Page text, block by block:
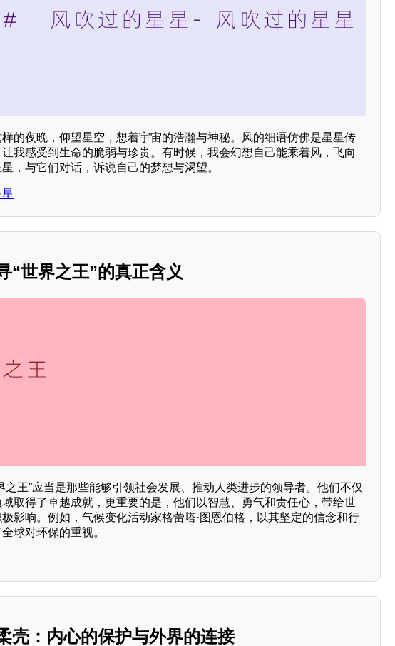
的夜晚，仰望星空，想着宇宙的浩瀚与神秘。风的细语仿佛是星星传
我感受到生命的脆弱与珍贵。有时候，我会幻想自己能乘着风，飞向
，与它们对话，诉说自己的梦想与渴望。
“世界之王”的真正含义
之王”应当是那些能够引领社会发展、推动人类进步的领导者。他们不仅
取得了卓越成就，更重要的是，他们以智慧、勇气和责任心，带给世
影响。例如，气候变化活动家格蕾塔·图恩伯格，以其坚定的信念和行
球对环保的重视。
壳：内心的保护与外界的连接